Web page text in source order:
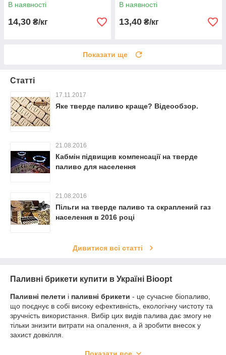
В наявності
14,30 ₴/кг
В наявності
13,40 ₴/кг
Показати ще
Статті
17.11.2017
Яке тверде паливо краще? Відеообзор.
21.08.2016
Кабмін підвищив компенсації на тверде
паливо для населення
21.08.2016
Пільги на тверде паливо та скраплений газ
населення в 2016 році
Дивитися всі статті
Паливні брикети купити в Україні Bioopt
Паливні пелети і паливні брикети - це сучасне біопаливо,
що поєднує в собі високу ефективність, екологічну чистоту та
зручність використання. Вибір цих видів палива дає змогу не
тільки знизити витрати на опалення, а й зробити внесок у
захист довкілля.